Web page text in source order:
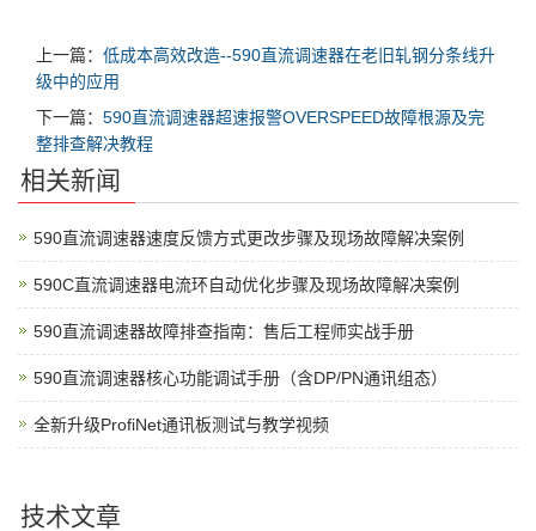
上一篇： 低成本高效改造--590直流调速器在老旧轧钢分条线升
级中的应用
下一篇： 590直流调速器超速报警OVERSPEED故障根源及完
整排查解决教程
相关新闻
590直流调速器速度反馈方式更改步骤及现场故障解决案例
590C直流调速器电流环自动优化步骤及现场故障解决案例
590直流调速器故障排查指南：售后工程师实战手册
590直流调速器核心功能调试手册（含DP/PN通讯组态）
全新升级ProfiNet通讯板测试与教学视频
技术文章